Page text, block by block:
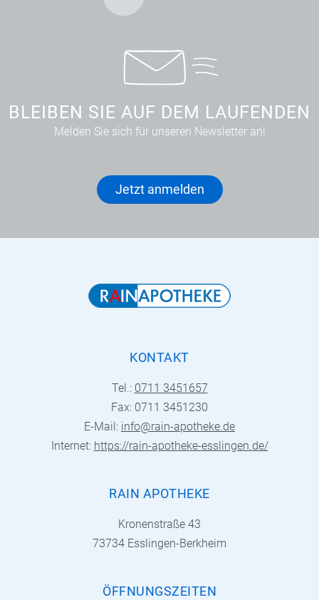
BLEIBEN SIE AUF DEM LAUFENDEN
Melden Sie sich für unseren Newsletter an!
Jetzt anmelden
KONTAKT
Tel.: 0711 3451657
Fax: 0711 3451230
E-Mail: info@rain-apotheke.de
Internet: https://rain-apotheke-esslingen.de/
RAIN APOTHEKE
Kronenstraße 43
73734 Esslingen-Berkheim
ÖFFNUNGSZEITEN